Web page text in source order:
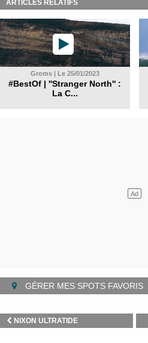
ARTICLES RELATIFS
Groms | Le 25/01/2023
#BestOf | ''Stranger North'' :
La C...
GÉRER MES SPOTS FAVORIS
NIXON ULTRATIDE